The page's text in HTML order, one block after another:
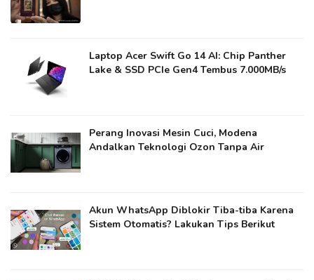
Laptop Acer Swift Go 14 AI: Chip Panther
Lake & SSD PCIe Gen4 Tembus 7.000MB/s
Perang Inovasi Mesin Cuci, Modena
Andalkan Teknologi Ozon Tanpa Air
Akun WhatsApp Diblokir Tiba-tiba Karena
Sistem Otomatis? Lakukan Tips Berikut